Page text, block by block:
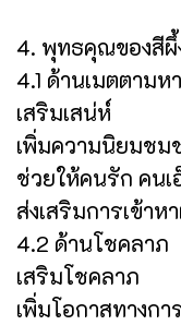
4. พุทธคุณของสีผึ้
4.1 ด้านเมตตามห
เสริมเสน่ห์
เพิ่มความนิยมชม
ช่วยให้คนรัก คนเ
ส่งเสริมการเข้าห
4.2 ด้านโชคลาภ
เสริมโชคลาภ
เพิ่มโอกาสทางกา